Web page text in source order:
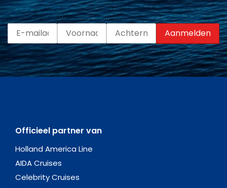
Officieel partner van
Holland America Line
AIDA Cruises
Celebrity Cruises